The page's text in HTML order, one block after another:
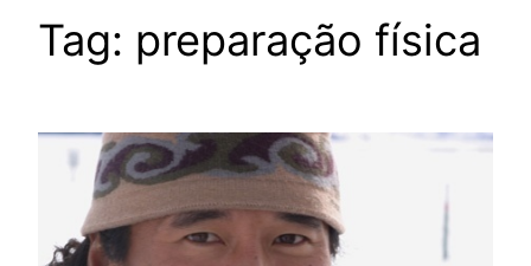
Tag: preparação física